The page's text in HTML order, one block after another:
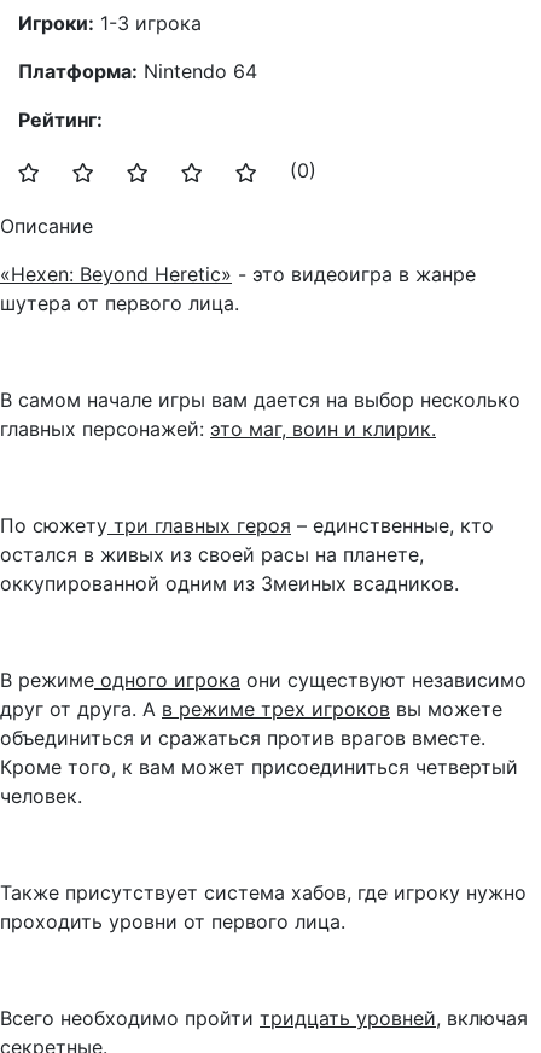
Игроки: 1-3 игрока
Платформа: Nintendo 64
Рейтинг:
(0)
Описание
«Hexen: Beyond Heretic» - это видеоигра в жанре
шутера от первого лица.
В самом начале игры вам дается на выбор несколько
главных персонажей: это маг, воин и клирик.
По сюжету три главных героя – единственные, кто
остался в живых из своей расы на планете,
оккупированной одним из Змеиных всадников.
В режиме одного игрока они существуют независимо
друг от друга. А в режиме трех игроков вы можете
объединиться и сражаться против врагов вместе.
Кроме того, к вам может присоединиться четвертый
человек.
Также присутствует система хабов, где игроку нужно
проходить уровни от первого лица.
Всего необходимо пройти тридцать уровней, включая
секретные.